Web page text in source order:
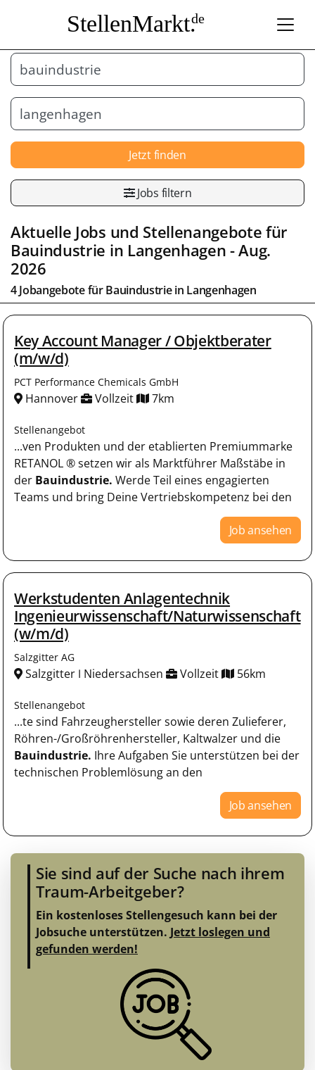
StellenMarkt.de
Jetzt finden
Jobs filtern
Aktuelle Jobs und Stellenangebote für
Bauindustrie in Langenhagen- Aug.
2026
4 Jobangebote fürBauindustriein Langenhagen
Key Account Manager / Objektberater
(m/w/d)
PCT Performance Chemicals GmbH
Hannover Vollzeit 7km
Stellenangebot
...ven Produkten und der etablierten Premiummarke
RETANOL ® setzen wir als Marktführer Maßstäbe in
der Bauindustrie. Werde Teil eines engagierten
Teams und bring Deine Vertriebskompetenz bei den
Job ansehen
Werkstudenten Anlagentechnik
Ingenieurwissenschaft/Naturwissenschaft
(w/m/d)
Salzgitter AG
Salzgitter ǀ Niedersachsen Vollzeit 56km
Stellenangebot
...te sind Fahrzeughersteller sowie deren Zulieferer,
Röhren-/Großröhrenhersteller, Kaltwalzer und die
Bauindustrie. Ihre Aufgaben Sie unterstützen bei der
technischen Problemlösung an den
Job ansehen
Sie sind auf der Suche nach ihrem
Traum-Arbeitgeber?
Ein kostenloses Stellengesuch kann bei der
Jobsuche unterstützen. Jetzt loslegen und
gefunden werden!